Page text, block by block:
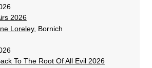
2026
Loreley, Bornich
To The Root Of All Evil 2026